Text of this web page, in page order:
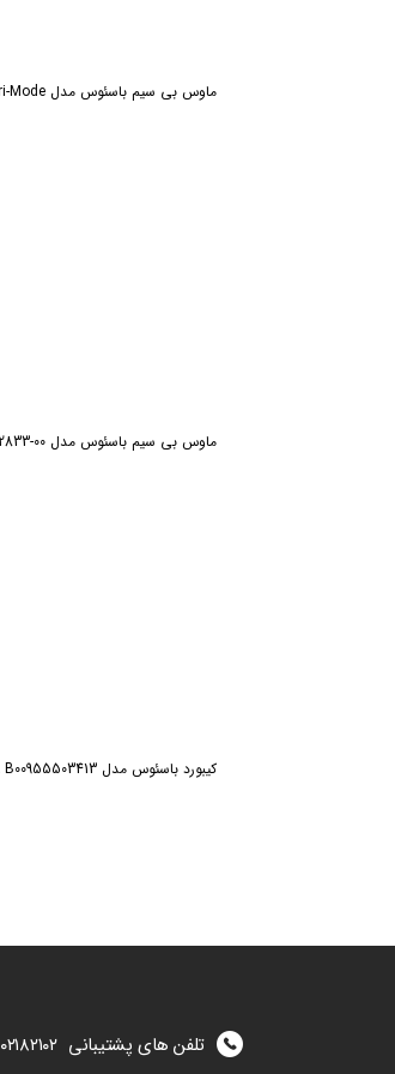
ماوس بی سیم‌ باسئوس مدل F01B Tri-Mode
ماوس بی سیم باسئوس مدل F01A B01055502833-00
کیبورد باسئوس مدل K01A B00955503413
تلفن های پشتیبانی۰۲۱۸۲۱۰۲